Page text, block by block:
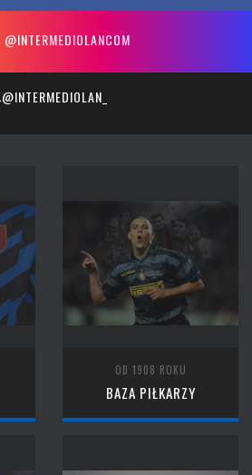
@INTERMEDIOLANCOM
@INTERMEDIOLAN_
OD 1908 ROKU
BAZA PIŁKARZY